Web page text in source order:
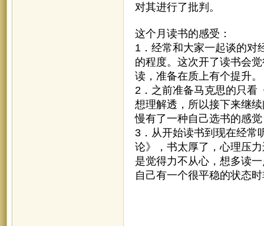
对其进行了批判。
这个月读书的感受：
1．经常和大家一起谈的对
的程度。这次开了读书会
读，准备在质上有个提升。
2．之前准备马克思的只看
想理解透，所以接下来继
慢有了一种自己选书的感
3．从开始读书到现在经常
论》，书太厚了，心理压
是觉得力不从心，想多读
自己有一个很平稳的状态